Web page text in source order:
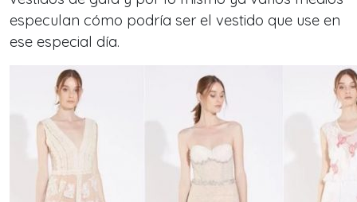
especulan cómo podría ser el vestido que use en
ese especial día.